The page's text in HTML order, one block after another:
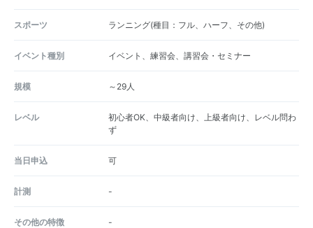
スポーツ ランニング(種目：フル、ハーフ、その他)
イベント種別 イベント、練習会、講習会・セミナー
規模 ～29人
レベル
初心者OK、中級者向け、上級者向け、レベル問わ
ず
当日申込 可
計測 -
その他の特徴 -